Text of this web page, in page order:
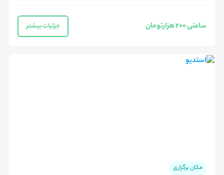
ساعتی ۲۰۰ هزارتومان جزئیات بیشتر
مکان برگزاری